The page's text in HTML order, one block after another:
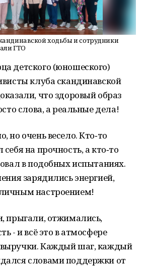
ходьбы и сотрудники
ГТО
детского (юношеского)
клуба скандинавской
что здоровый образ
слова, а реальные дела!
но очень весело. Кто‑то
на прочность, а кто‑то
в подобных испытаниях.
зарядились энергией,
настроением!
прыгали, отжимались,
- и всё это в атмосфере
Каждый шаг, каждый
словами поддержки от